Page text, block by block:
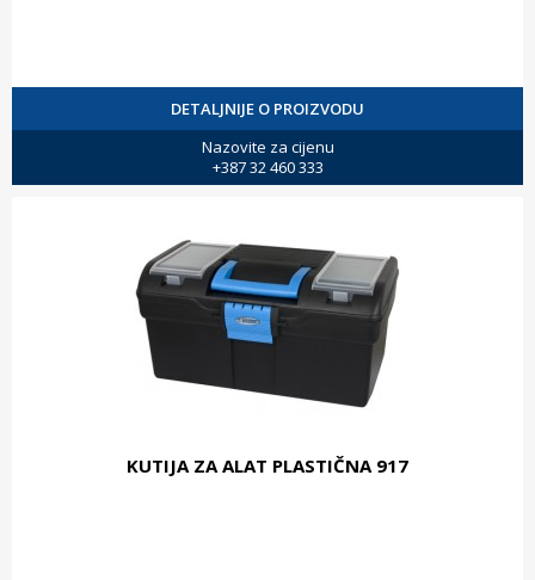
DETALJNIJE O PROIZVODU
Nazovite za cijenu
+387 32 460 333
KUTIJA ZA ALAT PLASTIČNA 917